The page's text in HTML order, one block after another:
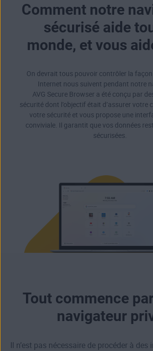
Comment notre
sécurisé aide
monde, et vous
On devrait tous pouvoir contrôler la
Internet nous suivent pendant notre
AVG Secure Browser a été conçu par
sécurité dont l’objectif était d’assurer votre
votre sécurité et vous propose une
conviviale. Il garantit que vos données
sécurisées.
Tout commence
navigateur
Il n’est pas nécessaire de procéder à